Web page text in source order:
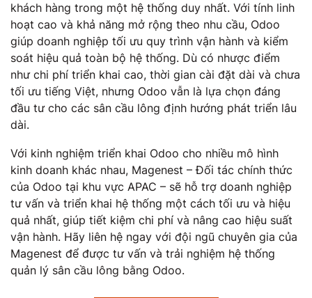
khách hàng trong một hệ thống duy nhất. Với tính linh
hoạt cao và khả năng mở rộng theo nhu cầu, Odoo
giúp doanh nghiệp tối ưu quy trình vận hành và kiểm
soát hiệu quả toàn bộ hệ thống. Dù có nhược điểm
như chi phí triển khai cao, thời gian cài đặt dài và chưa
tối ưu tiếng Việt, nhưng Odoo vẫn là lựa chọn đáng
đầu tư cho các sân cầu lông định hướng phát triển lâu
dài.
Với kinh nghiệm triển khai Odoo cho nhiều mô hình
kinh doanh khác nhau, Magenest – Đối tác chính thức
của Odoo tại khu vực APAC – sẽ hỗ trợ doanh nghiệp
tư vấn và triển khai hệ thống một cách tối ưu và hiệu
quả nhất, giúp tiết kiệm chi phí và nâng cao hiệu suất
vận hành. Hãy liên hệ ngay với đội ngũ chuyên gia của
Magenest để được tư vấn và trải nghiệm hệ thống
quản lý sân cầu lông bằng Odoo.